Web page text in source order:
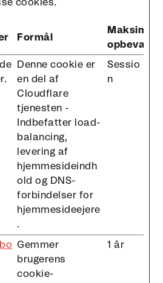
cookies.
Formål
Maksimal
Denne cookie er
en del af
Cloudflare
tjenesten -
Indbefatter load-
balancing,
levering af
hjemmesideindh
old og DNS-
forbindelser for
hjemmesideejere
.
Sessio
n
Gemmer
brugerens
cookie-
1 år